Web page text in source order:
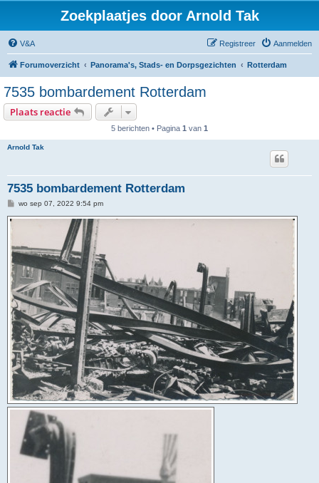
Zoekplaatjes door Arnold Tak
V&A Aanmelden
Registreer
Forumoverzicht Panorama's, Stads- en Dorpsgezichten Rotterdam
7535 bombardement Rotterdam
Plaats reactie
5 berichten • Pagina 1 van 1
Arnold Tak
7535 bombardement Rotterdam
B
r
h
t
wo sep 07, 2022 9:54 pm